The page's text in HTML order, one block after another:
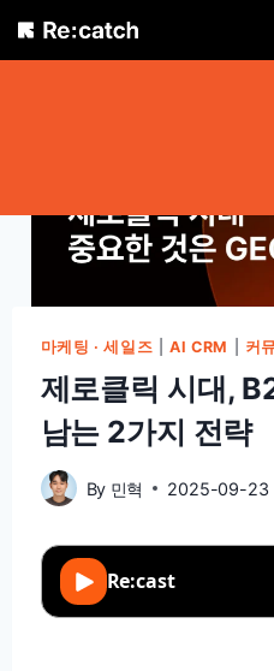
Skip
마케팅 · 세일즈 |AI CRM 커
제로클릭 시대,
남는 2가지 전략
By 민혁 2025-09-23
Re:cast